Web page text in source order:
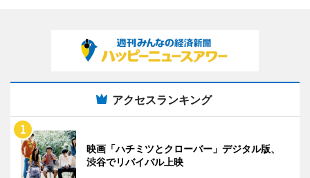
アクセスランキング
映画「ハチミツとクローバー」デジタル版、
渋谷でリバイバル上映